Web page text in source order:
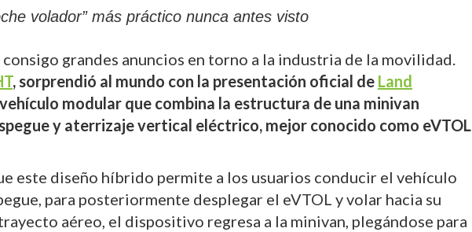
volador” más práctico nunca antes visto
grandes anuncios en torno a la industria de la movilidad.
, sorprendió al mundo con la presentación oficial de Land
modular que combina la estructura de una minivan
y aterrizaje vertical eléctrico, mejor conocido como eVTOL
este diseño híbrido permite a los usuarios conducir el vehículo
para posteriormente desplegar el eVTOL y volar hacia su
aéreo, el dispositivo regresa a la minivan, plegándose para